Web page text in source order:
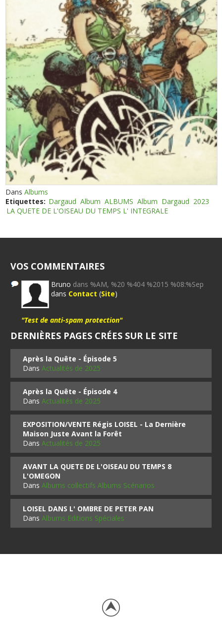
DansAlbums
Etiquettes: Dargaud Album ALBUMS Album Dargaud 2023
LA QUETE DE L'OISEAU DU TEMPS L' INTEGRALE
VOS COMMENTAIRES
Bruno dans %AM, %20 %404 %2015 %08:%Sep
dans Contact (Site)
"Test de anti-spam protection"
DERNIÈRES PAGES CRÉES SUR LE SITE
Après la Quête - Épisode 5
DansActualités de 2025
Après la Quête - Épisode 4
DansActualités de 2025
EXPOSITION/VENTE Régis LOISEL - La Dernière
Maison Juste Avant la Forêt
DansActualités de 2025
AVANT LA QUETE DE L'OISEAU DU TEMPS 8
L'OMEGON
DansAlbums collectifs Albums Scénarios
LOISEL DANS L' OMBRE DE PETER PAN
DansAlbums Editions Spéciales